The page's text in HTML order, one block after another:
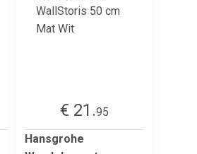
€ 21.95
Hansgrohe